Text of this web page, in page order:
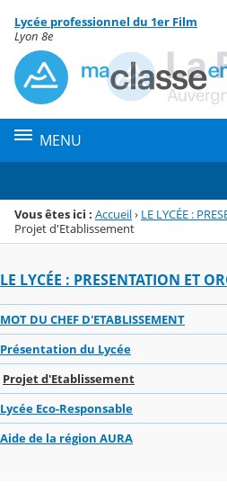
Menu de la rubrique
Contenu
Lycée professionnel du 1er Film
Lyon 8e
MENU
Vous êtes ici : Accueil› LE LYCÉE :
Projet d'Etablissement
LE LYCÉE : PRESENTATION ET
MOT DU CHEF D'ETABLISSEMENT
Présentation du Lycée
Projet d'Etablissement
Lycée Eco-Responsable
Aide de la région AURA